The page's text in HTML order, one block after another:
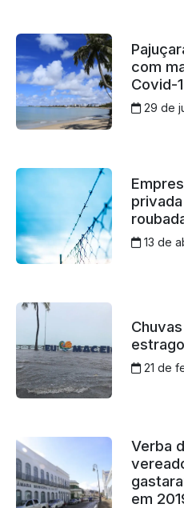
com
Covid-
29 de
13 de
21 de
Verba
em